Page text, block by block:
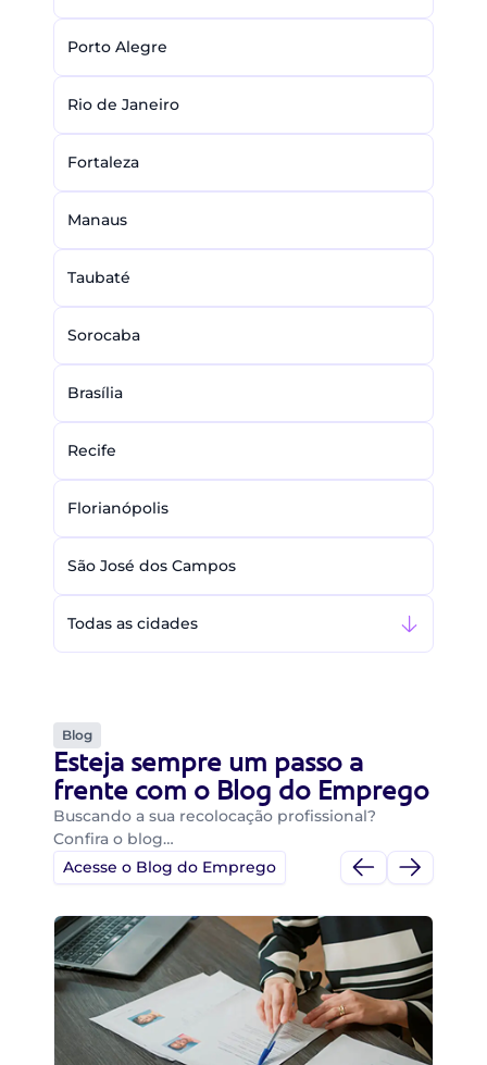
Porto Alegre
Rio de Janeiro
Fortaleza
Manaus
Taubaté
Sorocaba
Brasília
Recife
Florianópolis
São José dos Campos
Todas as cidades
Blog
Esteja sempre um passo a
frente com o Blog do Emprego
Buscando a sua recolocação profissional?
Confira o blog…
Acesse o Blog do Emprego